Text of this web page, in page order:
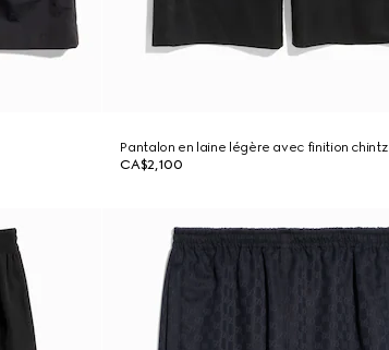
Pantalon en laine légère avec finition chintz
CA$2,100